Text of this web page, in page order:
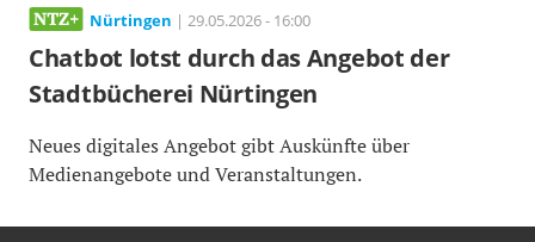
Nürtingen | 29.05.2026 - 16:00
Chatbot lotst durch das Angebot der
Stadtbücherei Nürtingen
Neues digitales Angebot gibt Auskünfte über
Medienangebote und Veranstaltungen.